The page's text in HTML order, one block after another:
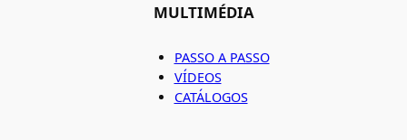
MULTIMÉDIA
PASSO A PASSO
VÍDEOS
CATÁLOGOS